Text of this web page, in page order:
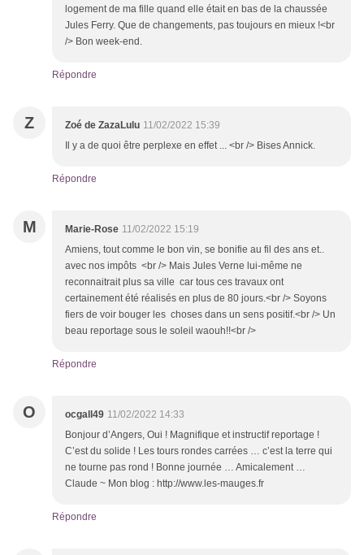
logement de ma fille quand elle était en bas de la chaussée
Jules Ferry. Que de changements, pas toujours en mieux !<br
/> Bon week-end.
Répondre
Z Zoé de ZazaLulu 11/02/2022 15:39
Il y a de quoi être perplexe en effet ... <br /> Bises Annick.
Répondre
M Marie-Rose 11/02/2022 15:19
Amiens, tout comme le bon vin, se bonifie au fil des ans et..
avec nos impôts <br /> Mais Jules Verne lui-même ne
reconnaitrait plus sa ville car tous ces travaux ont
certainement été réalisés en plus de 80 jours.<br /> Soyons
fiers de voir bouger les choses dans un sens positif.<br /> Un
beau reportage sous le soleil waouh!!<br />
Répondre
O ocgall49 11/02/2022 14:33
Bonjour d’Angers, Oui ! Magnifique et instructif reportage !
C’est du solide ! Les tours rondes carrées … c’est la terre qui
ne tourne pas rond ! Bonne journée … Amicalement …
Claude ~ Mon blog : http://www.les-mauges.fr
Répondre